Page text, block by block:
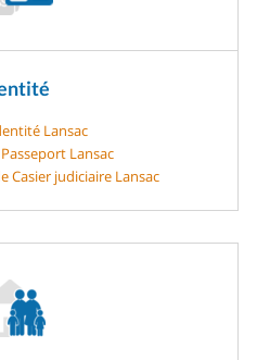
Lansac
Lansac
Casier judiciaire Lansac